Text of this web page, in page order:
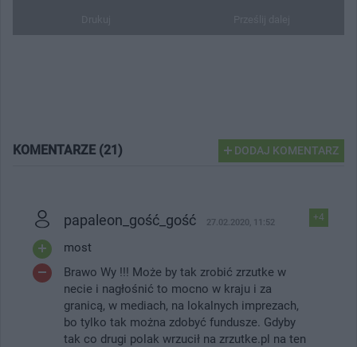
KOMENTARZE (21) DODAJ KOMENTARZ
+4
papaleon_gość_gość 27.02.2020, 11:52
most
Brawo Wy !!! Może by tak zrobić zrzutke w
necie i nagłośnić to mocno w kraju i za
granicą, w mediach, na lokalnych imprezach,
bo tylko tak można zdobyć fundusze. Gdyby
tak co drugi polak wrzucił na zrzutke.pl na ten